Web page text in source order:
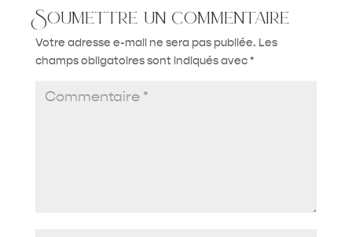
Soumettre un commentaire
Votre adresse e-mail ne sera pas publiée. Les
champs obligatoires sont indiqués avec*